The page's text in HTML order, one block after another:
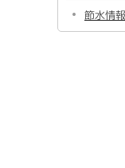
節水情報